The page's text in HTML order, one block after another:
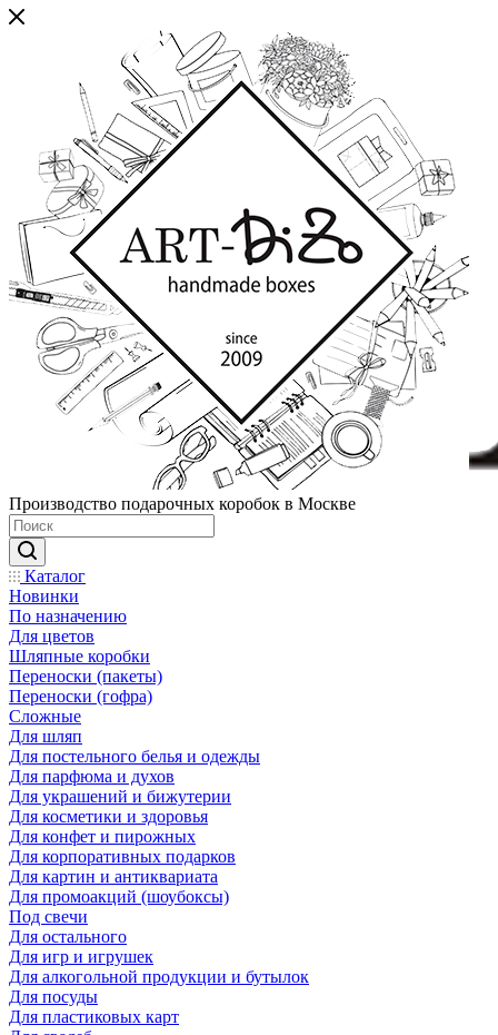
Производство подарочных коробок в Москве
Каталог
Новинки
По назначению
Для цветов
Шляпные коробки
Переноски (пакеты)
Переноски (гофра)
Сложные
Для шляп
Для постельного белья и одежды
Для парфюма и духов
Для украшений и бижутерии
Для косметики и здоровья
Для конфет и пирожных
Для корпоративных подарков
Для картин и антиквариата
Для промоакций (шоубоксы)
Под свечи
Для остального
Для игр и игрушек
Для алкогольной продукции и бутылок
Для посуды
Для пластиковых карт